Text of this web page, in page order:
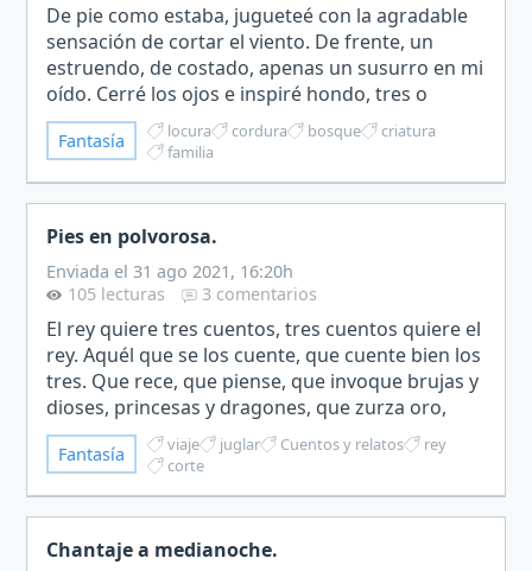
De pie como estaba, jugueteé con la agradable
sensación de cortar el viento. De frente, un
estruendo, de costado, apenas un susurro en mi
oído. Cerré los ojos e inspiré hondo, tres o
cuatro veces. Nunca eran suficientes. Con las
manos temblan…
Fantasía locura cordura bosque
criatura
familia
Pies en polvorosa.
Enviada el 31 ago 2021, 16:20h
105 lecturas
3 comentarios
El rey quiere tres cuentos, tres cuentos quiere el
rey. Aquél que se los cuente, que cuente bien los
tres. Que rece, que piense, que invoque brujas y
dioses, princesas y dragones, que zurza oro,
que beba magia y que cante canciones. Aquel
que…
Fantasía viaje juglar Cuentos y relatos
rey
corte
Chantaje a medianoche.